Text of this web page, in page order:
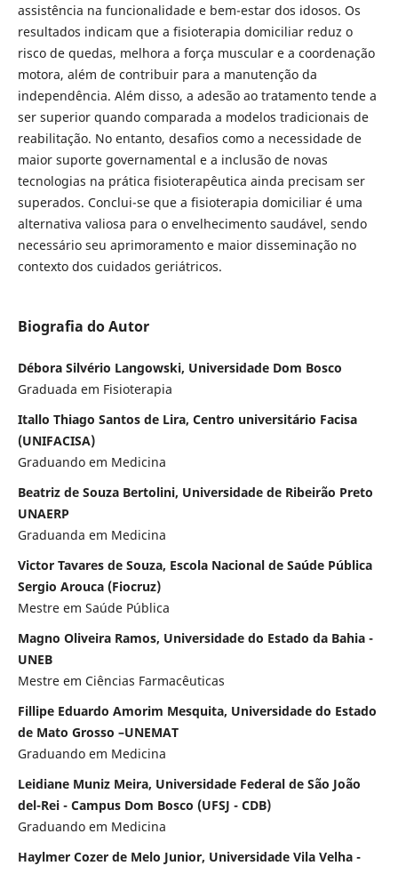
assistência na funcionalidade e bem-estar dos idosos. Os
resultados indicam que a fisioterapia domiciliar reduz o
risco de quedas, melhora a força muscular e a coordenação
motora, além de contribuir para a manutenção da
independência. Além disso, a adesão ao tratamento tende a
ser superior quando comparada a modelos tradicionais de
reabilitação. No entanto, desafios como a necessidade de
maior suporte governamental e a inclusão de novas
tecnologias na prática fisioterapêutica ainda precisam ser
superados. Conclui-se que a fisioterapia domiciliar é uma
alternativa valiosa para o envelhecimento saudável, sendo
necessário seu aprimoramento e maior disseminação no
contexto dos cuidados geriátricos.
Biografia do Autor
Débora Silvério Langowski, Universidade Dom Bosco
Graduada em Fisioterapia
Itallo Thiago Santos de Lira, Centro universitário Facisa
(UNIFACISA)
Graduando em Medicina
Beatriz de Souza Bertolini, Universidade de Ribeirão Preto
UNAERP
Graduanda em Medicina
Victor Tavares de Souza, Escola Nacional de Saúde Pública
Sergio Arouca (Fiocruz)
Mestre em Saúde Pública
Magno Oliveira Ramos, Universidade do Estado da Bahia -
UNEB
Mestre em Ciências Farmacêuticas
Fillipe Eduardo Amorim Mesquita, Universidade do Estado
de Mato Grosso –UNEMAT
Graduando em Medicina
Leidiane Muniz Meira, Universidade Federal de São João
del-Rei - Campus Dom Bosco (UFSJ - CDB)
Graduando em Medicina
Haylmer Cozer de Melo Junior, Universidade Vila Velha -